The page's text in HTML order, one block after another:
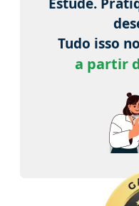
Estude.
Tudo isso
a partir